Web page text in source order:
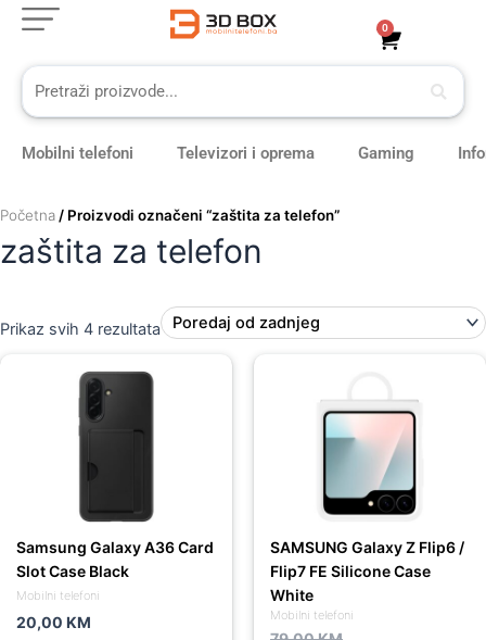
Skip
content
0
Cart
Mobilni telefoni Televizori i oprema Gaming
Početna / Proizvodi označeni “zaštita za telefon”
zaštita za telefon
Prikaz svih 4 rezultata
Sorted
by
latest
Mobilni telefoni
Samsung Galaxy A36 Card
Slot Case Black
20,00 KM Mobilni telefoni
SAMSUNG Galaxy Z Flip6 /
Flip7 FE Silicone Case
White
79,00 KM.
69,00 KM.